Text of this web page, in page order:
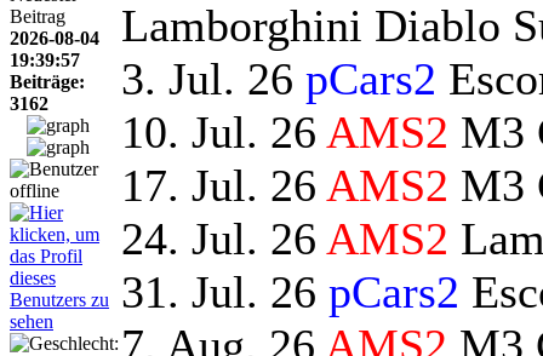
Beitrag
2026-08-04
19:39:57
Beiträge:
3162
Lamborghini Diablo
3. Jul. 26 pCars2
10. Jul. 26 AMS2 M3
17. Jul. 26 AMS2 M3
24. Jul. 26 AMS2
31. Jul. 26 pCars2
7. Aug. 26 AMS2 M3